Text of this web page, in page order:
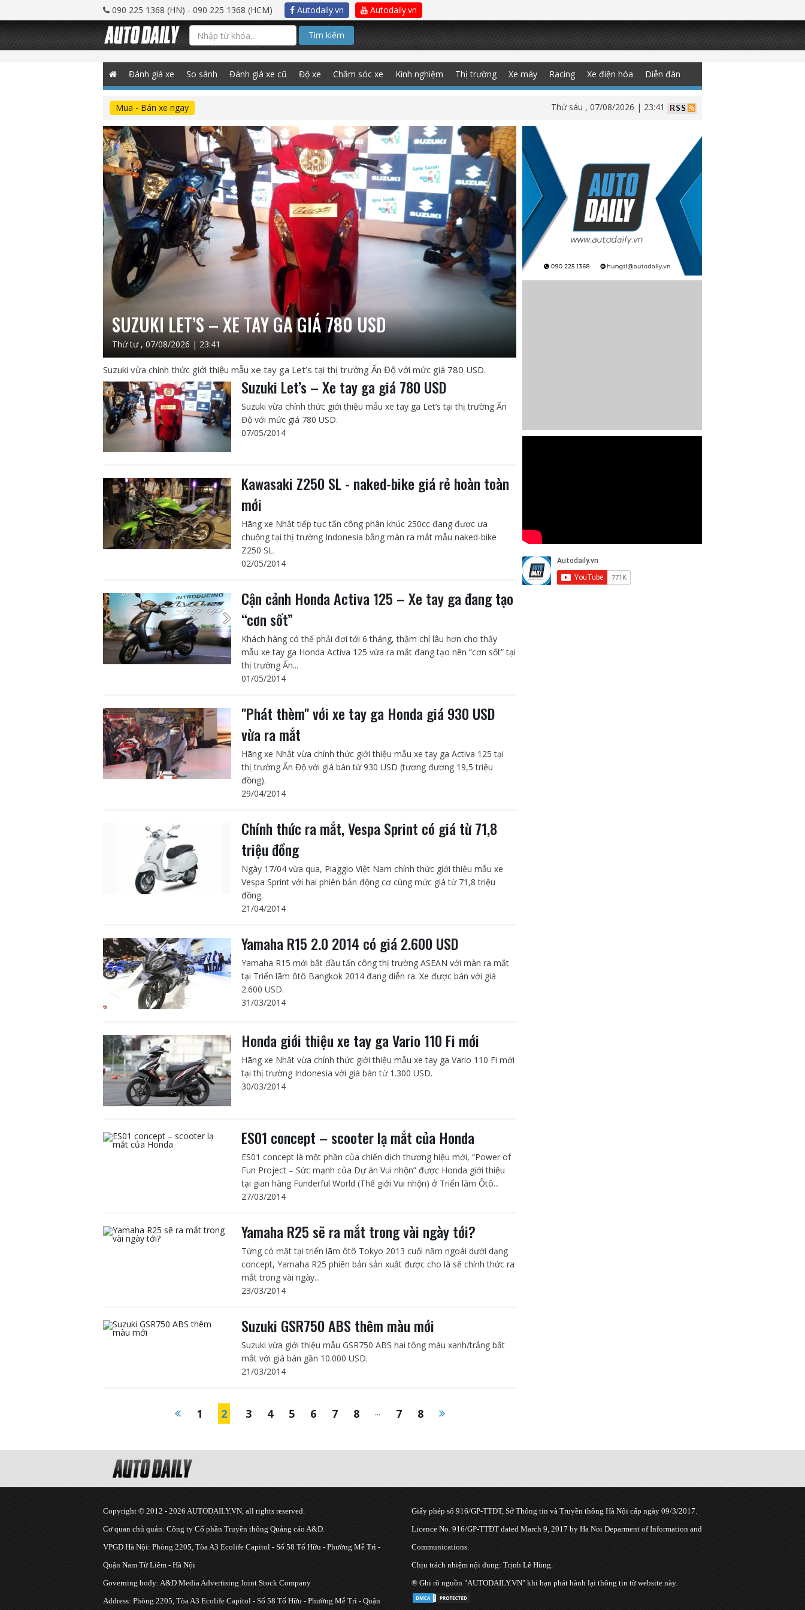
090 225 1368 (HN) - 090 225 1368 (HCM) Autodaily.vn Autodaily.vn
Tìm kiếm
Đánh giá xe So sánh Đánh giá xe cũ Độ xe Chăm sóc xe Kinh nghiệm Thị trường Xe máy Racing Xe điện hóa Diễn đàn
Mua - Bán xe ngay Thứ sáu , 07/08/2026 | 23:41
SUZUKI LET’S – XE TAY GA GIÁ 780 USD
Thứ tư , 07/08/2026 | 23:41
Suzuki vừa chính thức giới thiệu mẫu xe tay ga Let’s tại thị trường Ấn Độ với mức giá 780 USD.
Suzuki Let’s – Xe tay ga giá 780 USD
Suzuki vừa chính thức giới thiệu mẫu xe tay ga Let’s tại thị trường Ấn
Độ với mức giá 780 USD.
07/05/2014
Kawasaki Z250 SL - naked-bike giá rẻ hoàn toàn
mới
Hãng xe Nhật tiếp tục tấn công phân khúc 250cc đang được ưa
chuộng tại thị trường Indonesia bằng màn ra mắt mẫu naked-bike
Z250 SL.
02/05/2014
Cận cảnh Honda Activa 125 – Xe tay ga đang tạo
“cơn sốt”
Khách hàng có thể phải đợi tới 6 tháng, thậm chí lâu hơn cho thấy
mẫu xe tay ga Honda Activa 125 vừa ra mắt đang tạo nên “cơn sốt” tại
thị trường Ấn...
01/05/2014
"Phát thèm" với xe tay ga Honda giá 930 USD
vừa ra mắt
Hãng xe Nhật vừa chính thức giới thiệu mẫu xe tay ga Activa 125 tại
thị trường Ấn Độ với giá bán từ 930 USD (tương đương 19,5 triệu
đồng).
29/04/2014
Chính thức ra mắt, Vespa Sprint có giá từ 71,8
triệu đồng
Ngày 17/04 vừa qua, Piaggio Việt Nam chính thức giới thiệu mẫu xe
Vespa Sprint với hai phiên bản động cơ cùng mức giá từ 71,8 triệu
đồng.
21/04/2014
Yamaha R15 2.0 2014 có giá 2.600 USD
Yamaha R15 mới bắt đầu tấn công thị trường ASEAN với màn ra mắt
tại Triển lãm ôtô Bangkok 2014 đang diễn ra. Xe được bán với giá
2.600 USD.
31/03/2014
Honda giới thiệu xe tay ga Vario 110 Fi mới
Hãng xe Nhật vừa chính thức giới thiệu mẫu xe tay ga Vario 110 Fi mới
tại thị trường Indonesia với giá bán từ 1.300 USD.
30/03/2014
ES01 concept – scooter lạ mắt của Honda
ES01 concept là một phần của chiến dịch thương hiệu mới, “Power of
Fun Project – Sức mạnh của Dự án Vui nhộn” được Honda giới thiệu
tại gian hàng Funderful World (Thế giới Vui nhộn) ở Triển lãm Ôtô...
27/03/2014
Yamaha R25 sẽ ra mắt trong vài ngày tới?
Từng có mặt tại triển lãm ôtô Tokyo 2013 cuối năm ngoái dưới dạng
concept, Yamaha R25 phiên bản sản xuất được cho là sẽ chính thức ra
mắt trong vài ngày...
23/03/2014
Suzuki GSR750 ABS thêm màu mới
Suzuki vừa giới thiệu mẫu GSR750 ABS hai tông màu xanh/trắng bắt
mắt với giá bán gần 10.000 USD.
21/03/2014
1 2 3 4 5 6 7 8 ... 7 8
Copyright © 2012 - 2026 AUTODAILY.VN, all rights reserved.
Cơ quan chủ quản: Công ty Cổ phần Truyền thông Quảng cáo A&D.
VPGD Hà Nội: Phòng 2205, Tòa A3 Ecolife Capitol - Số 58 Tố Hữu - Phường Mễ Trì -
Quận Nam Từ Liêm - Hà Nội
Governing body: A&D Media Advertising Joint Stock Company
Address: Phòng 2205, Tòa A3 Ecolife Capitol - Số 58 Tố Hữu - Phường Mễ Trì - Quận
Giấy phép số 916/GP-TTĐT, Sở Thông tin và Truyền thông Hà Nội cấp ngày 09/3/2017.
Licence No. 916/GP-TTĐT dated March 9, 2017 by Ha Noi Deparment of Information and
Communications.
Chịu trách nhiệm nội dung: Trịnh Lê Hùng.
® Ghi rõ nguồn "AUTODAILY.VN" khi bạn phát hành lại thông tin từ website này.